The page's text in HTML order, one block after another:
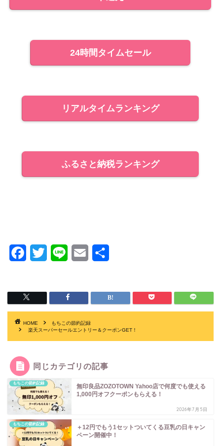
24時間タイムセール
リアルタイムランキング
ふるさと納税ランキング
e
b
k
e
l
HOME
もちこの節約記録
楽天スーパーセールエントリー＆クーポンGET！
同じカテゴリの記事
もちこの節約記録
無印良品ZOZOTOWN Yahoo店で何度でも使える
1,000円オフクーポンもらえる！
2026年7月5日
もちこの節約記録
＋12円でもう1セットついてくる豆乳の日キャン
ペーン開催中！